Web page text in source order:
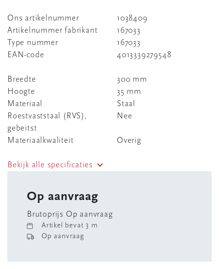
Ons artikelnummer
1038409
Artikelnummer fabrikant
167033
Type nummer
167033
EAN-code
4013339279548
Breedte
300 mm
Hoogte
35 mm
Materiaal
Staal
Roestvaststaal (RVS),
gebeitst
Nee
Materiaalkwaliteit Overig
Bekijk alle specificaties
Op aanvraag
Brutoprijs Op aanvraag
Artikel bevat 3 m
Op aanvraag